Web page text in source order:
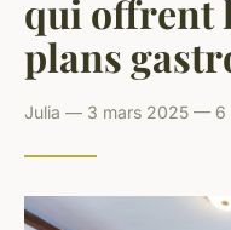
qui offrent
plans
Julia — 3 mars 2025 — 6